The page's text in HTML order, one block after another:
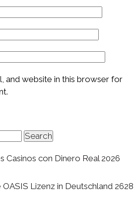
and website in this browser for
Casinos con Dinero Real 2026
Lizenz in Deutschland 2628